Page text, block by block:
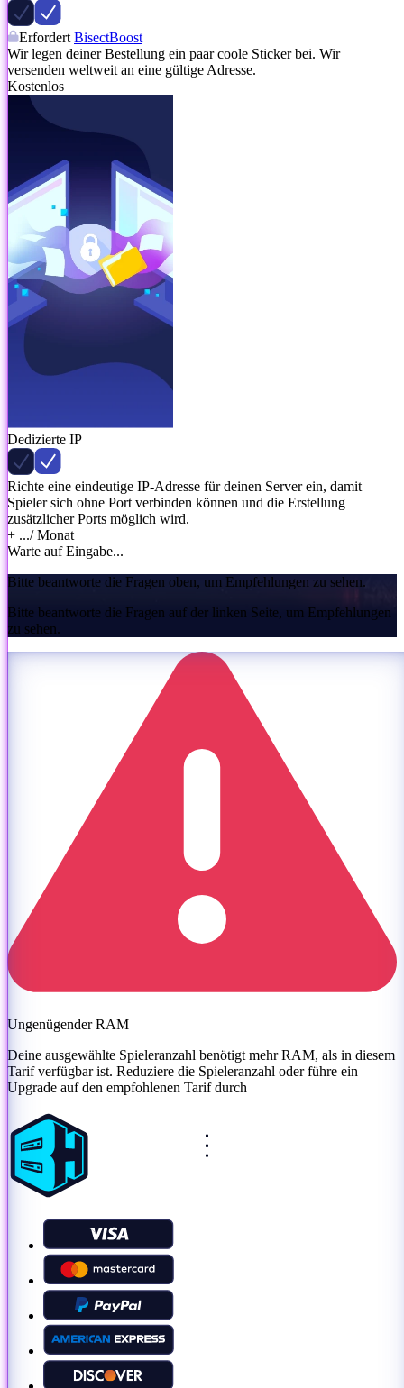
ErfordertBisectBoost
Wir legen deiner Bestellung ein paar coole Sticker bei. Wir
versenden weltweit an eine gültige Adresse.
Kostenlos
Dedizierte IP
Richte eine eindeutige IP-Adresse für deinen Server ein, damit
Spieler sich ohne Port verbinden können und die Erstellung
zusätzlicher Ports möglich wird.
+ .../ Monat
Warte auf Eingabe...
Bitte beantworte die Fragen oben, um Empfehlungen zu sehen.
Bitte beantworte die Fragen auf der linken Seite, um Empfehlungen
zu sehen.
Ungenügender RAM
Deine ausgewählte Spieleranzahl benötigt mehr RAM, als in diesem
Tarif verfügbar ist. Reduziere die Spieleranzahl oderführe ein
Upgrade auf den empfohlenen Tarif durch